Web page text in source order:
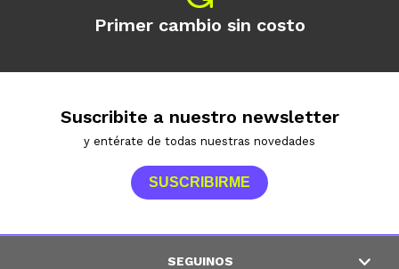
Primer cambio sin costo
Suscribite a nuestro newsletter
y entérate de todas nuestras novedades
SUSCRIBIRME
SEGUINOS